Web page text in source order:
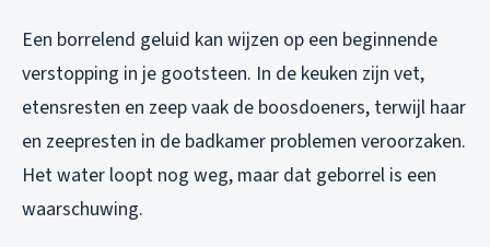
Een borrelend geluid kan wijzen op een beginnende
verstopping in je gootsteen. In de keuken zijn vet,
etensresten en zeep vaak de boosdoeners, terwijl haar
en zeepresten in de badkamer problemen veroorzaken.
Het water loopt nog weg, maar dat geborrel is een
waarschuwing.